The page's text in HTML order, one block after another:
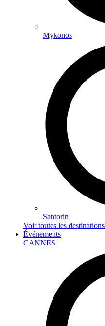
Mykonos
Santorin
Voir toutes les destinations
Événements
CANNES